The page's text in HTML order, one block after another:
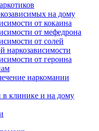
на дому
от кокаина
от мефедрона
от солей
наркозависимости
от героина
наркомании
в клинике и на дому